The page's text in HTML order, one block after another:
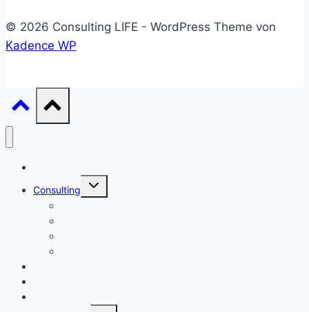
© 2026 Consulting LIFE - WordPress Theme von
Kadence WP
Consulting
Untermenü